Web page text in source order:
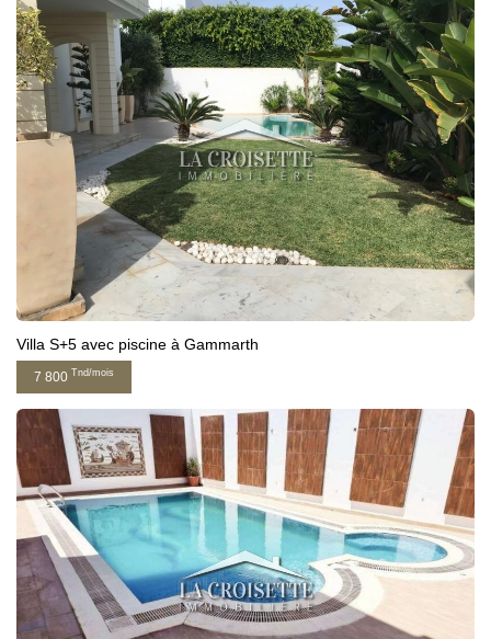
Villa S+5 avec piscine à Gammarth
7 800 Tnd/mois